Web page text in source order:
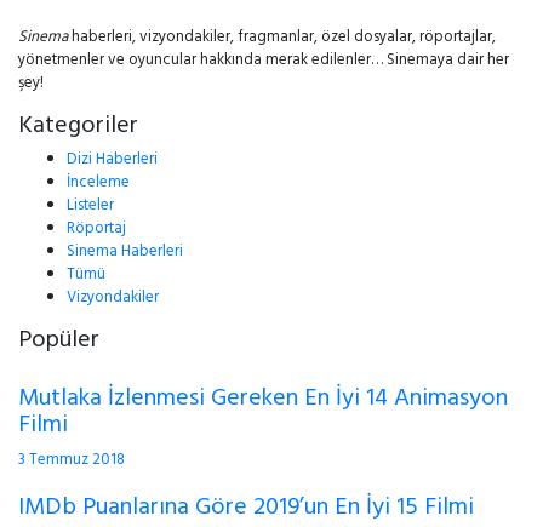
Sinemahaberleri, vizyondakiler, fragmanlar, özel dosyalar, röportajlar,
yönetmenler ve oyuncular hakkında merak edilenler… Sinemaya dair her
şey!
Kategoriler
Dizi Haberleri
İnceleme
Listeler
Röportaj
Sinema Haberleri
Tümü
Vizyondakiler
Popüler
Mutlaka İzlenmesi Gereken En İyi 14 Animasyon
Filmi
3 Temmuz 2018
IMDb Puanlarına Göre 2019’un En İyi 15 Filmi